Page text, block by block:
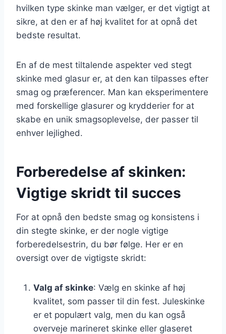
hvilken type skinke man vælger, er det vigtigt at
sikre, at den er af høj kvalitet for at opnå det
bedste resultat.
En af de mest tiltalende aspekter ved stegt
skinke med glasur er, at den kan tilpasses efter
smag og præferencer. Man kan eksperimentere
med forskellige glasurer og krydderier for at
skabe en unik smagsoplevelse, der passer til
enhver lejlighed.
Forberedelse af skinken:
Vigtige skridt til succes
For at opnå den bedste smag og konsistens i
din stegte skinke, er der nogle vigtige
forberedelsestrin, du bør følge. Her er en
oversigt over de vigtigste skridt:
Valg af skinke: Vælg en skinke af høj
kvalitet, som passer til din fest. Juleskinke
er et populært valg, men du kan også
overveje marineret skinke eller glaseret